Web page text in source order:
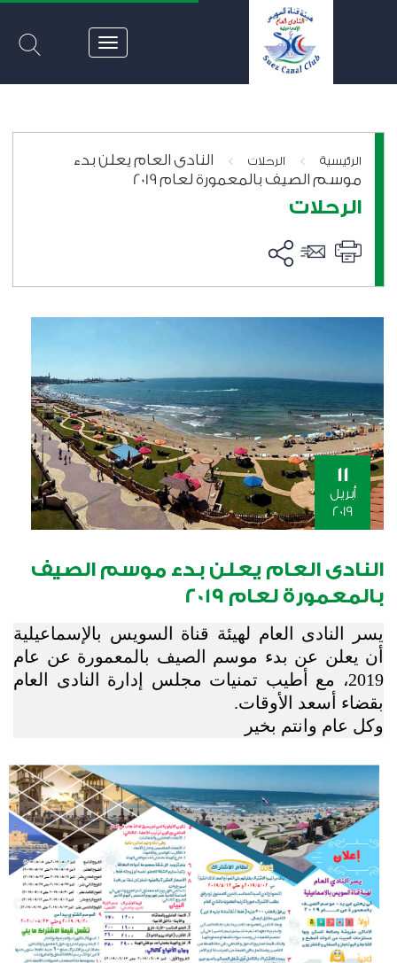
الرئيسية > الرحلات >
النادى العام يعلن بدء
موسم الصيف بالمعمورة لعام 2019
الرحلات
11
أبريل
2019
النادى العام يعلن بدء موسم الصيف
بالمعمورة لعام 2019
يسر النادى العام لهيئة قناة السويس بالإسماعيلية
أن يعلن عن بدء موسم الصيف بالمعمورة عن عام
2019، مع أطيب تمنيات مجلس إدارة النادى العام
بقضاء أسعد الأوقات.
وكل عام وانتم بخير